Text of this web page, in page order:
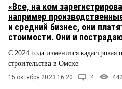
«Все, на ком
например
и средний бизнес, они
стоимости. Они и
С 2024 года изменится кадастровая
строительства в Омске
15 октября 2023 16:20 4